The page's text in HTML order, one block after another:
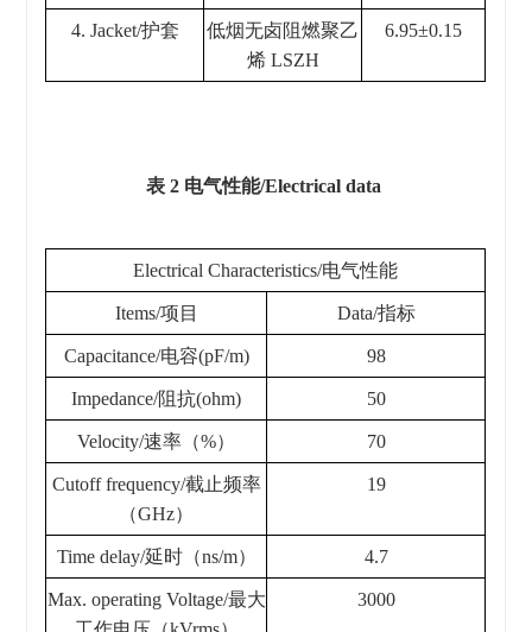
4. Jacket/护套
低烟无卤阻燃聚乙
烯 LSZH
6.95±0.15
表 2 电气性能/Electrical data
Electrical Characteristics/电气性能
Items/项目 Data/指标
Capacitance/电容(pF/m) 98
Impedance/阻抗(ohm) 50
Velocity/速率（%） 70
Cutoff frequency/截止频率
（GHz）
19
Time delay/延时（ns/m） 4.7
Max. operating Voltage/最大
3000